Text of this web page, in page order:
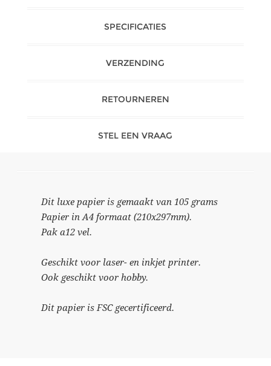
SPECIFICATIES
VERZENDING
RETOURNEREN
STEL EEN VRAAG
Dit luxe papier is gemaakt van 105 grams
Papier in A4 formaat (210x297mm).
Pak a12 vel.
Geschikt voor laser- en inkjet printer.
Ook geschikt voor hobby.
Dit papier is FSC gecertificeerd.